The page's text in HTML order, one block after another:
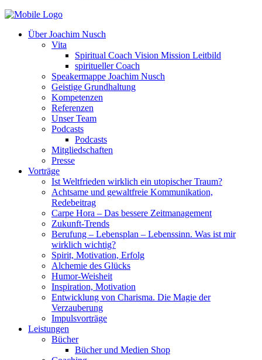
Über Joachim Nusch
Vita
Spiritual Coach Vision Mission Leitbild
spiritueller Coach
Speakermappe Joachim Nusch
Geistige Grundhaltung
Kompetenzen
Referenzen
Unser Team
Podcasts
Podcasts
Mitgliedschaften
Presse
Vorträge
Ist Weltfrieden wirklich ein utopischer Traum?
Achtsame und gewaltfreie Kommunikation,
Redebeitrag
Carpe Hora – Das bessere Zeitmanagement
Zukunft-Trends
Berufung – Lebensplan – Lebenssinn. Was ist mir
wirklich wichtig?
Spirit, Motivation, Erfolg
Alchemie des Glücks
Humor-Weisheit
Inspiration, Motivation
Entwicklung von Charisma. Die Magie der
Verzauberung
Impulsvorträge
Leistungen
Bücher
Bücher und Medien Shop